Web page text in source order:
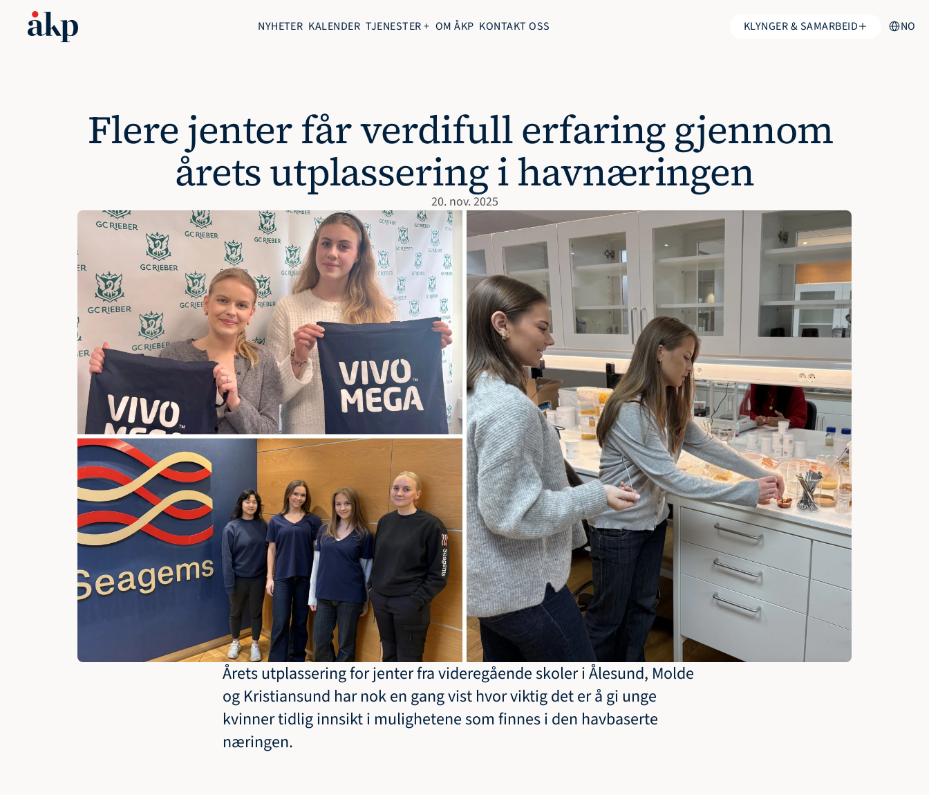
NYHETER KALENDER TJENESTER + OM ÅKP KONTAKT OSS KLYNGER & SAMARBEID NO
Flere jenter får verdifull erfaring gjennom
årets utplassering i havnæringen
20. nov. 2025
Årets utplassering for jenter fra videregående skoler i Ålesund, Molde
og Kristiansund har nok en gang vist hvor viktig det er å gi unge
kvinner tidlig innsikt i mulighetene som finnes i den havbaserte
næringen.